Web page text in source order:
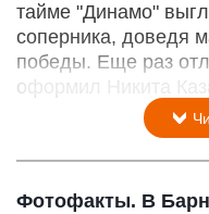
тайме "Динамо"
соперника, доведя
победы. Еще раз
оформил Никита
Фотофакты. В